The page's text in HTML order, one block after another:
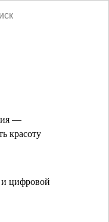
—
красоту
цифровой